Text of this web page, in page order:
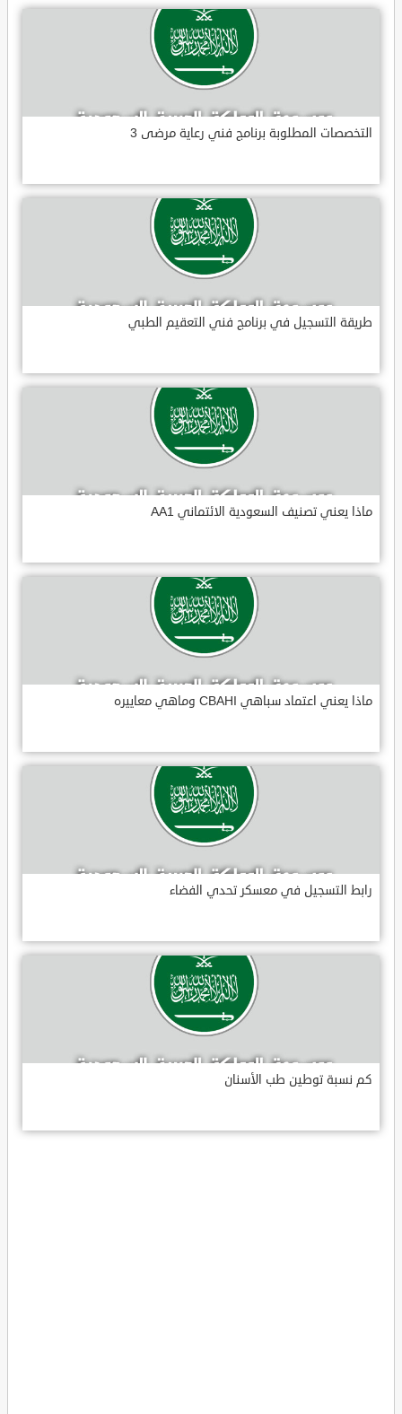
التخصصات المطلوبة برنامج فني رعاية مرضى 3
طريقة التسجيل في برنامج فني التعقيم الطبي
ماذا يعني تصنيف السعودية الائتماني AA1
ماذا يعني اعتماد سباهي CBAHI وماهي معاييره
رابط التسجيل في معسكر تحدي الفضاء
كم نسبة توطين طب الأسنان